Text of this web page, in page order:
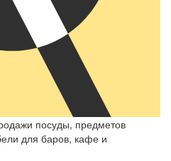
посуды, предметов
для баров, кафе и